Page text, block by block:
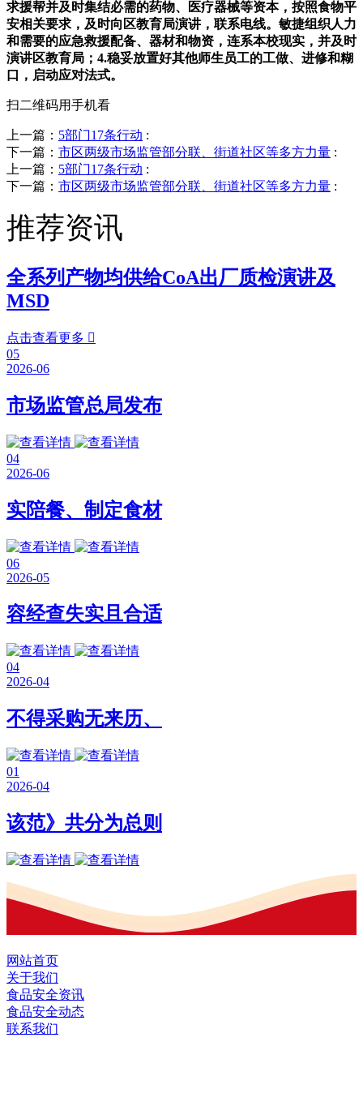
求援帮并及时集结必需的药物、医疗器械等资本，按照食物平
安相关要求，及时向区教育局演讲，联系电线。敏捷组织人力
和需要的应急救援配备、器材和物资，连系本校现实，并及时
演讲区教育局；4.稳妥放置好其他师生员工的工做、进修和糊
口，启动应对法式。
扫二维码用手机看
上一篇： 5部门17条行动 :
下一篇： 市区两级市场监管部分联、街道社区等多方力量 :
上一篇： 5部门17条行动 :
下一篇： 市区两级市场监管部分联、街道社区等多方力量 :
推荐资讯
全系列产物均供给CoA出厂质检演讲及
MSD
点击查看更多 
05
2026-06
市场监管总局发布
04
2026-06
实陪餐、制定食材
06
2026-05
容经查失实且合适
04
2026-04
不得采购无来历、
01
2026-04
该范》共分为总则
网站首页
关于我们
食品安全资讯
食品安全动态
联系我们